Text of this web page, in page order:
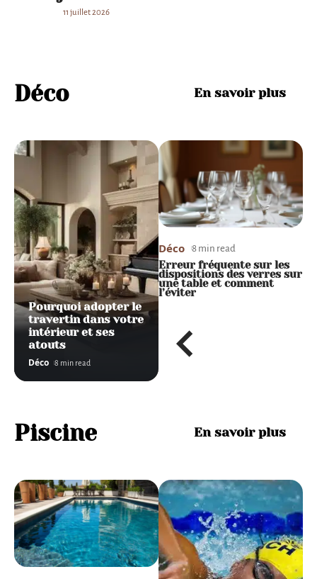
11 juillet 2026
Déco En savoir plus
Pourquoi adopter le
travertin dans votre
intérieur et ses
atouts
Déco 8 min read
Déco 4 min read
Avis peinture Luxens : les
avantages et
inconvénients !
Déco 8 min read
Erreur fréquente sur les
dispositions des verres sur
une table et comment
l’éviter
Piscine En savoir plus